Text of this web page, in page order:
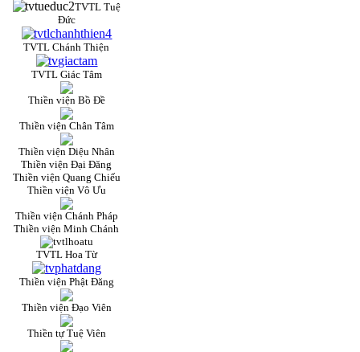
TVTL Tuệ
Đức
TVTL Chánh Thiện
TVTL Giác Tâm
Thiền viện Bồ Đề
Thiền viện Chân Tâm
Thiền viện Diệu Nhân
Thiền viện Đại Đăng
Thiền viện Quang Chiếu
Thiền viện Vô Ưu
Thiền viện Chánh Pháp
Thiền viện Minh Chánh
TVTL Hoa Từ
Thiền viện Phật Đăng
Thiền viện Đạo Viên
Thiền tự Tuệ Viên